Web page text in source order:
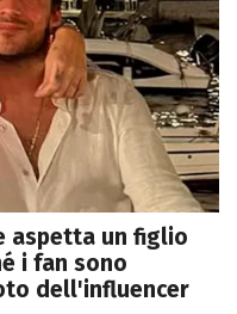
aspetta un figlio
i fan sono
dell'influencer